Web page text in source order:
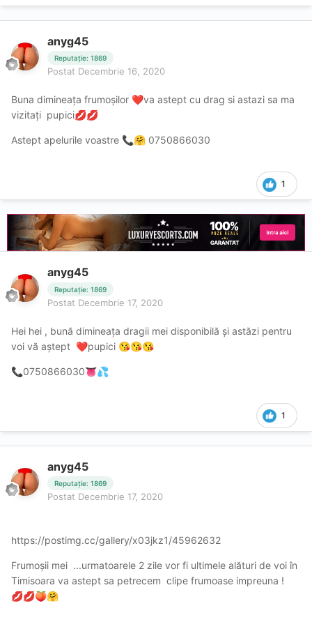
anyg45
Reputație: 1869
Postat Decembrie 16, 2020
Buna dimineața frumoșilor ❤️va astept cu drag si astazi sa ma
vizitați pupici💋💋
Astept apelurile voastre 📞🤗 0750866030
1
anyg45
Reputație: 1869
Postat Decembrie 17, 2020
Hei hei , bună dimineața dragii mei disponibilă și astăzi pentru
voi vă aștept ❤️pupici 😘😘😘
📞0750866030👅💦
1
anyg45
Reputație: 1869
Postat Decembrie 17, 2020
https://postimg.cc/gallery/x03jkz1/45962632
Frumoșii mei ...urmatoarele 2 zile vor fi ultimele alături de voi în
Timisoara va astept sa petrecem clipe frumoase impreuna !
💋💋🍑🤗